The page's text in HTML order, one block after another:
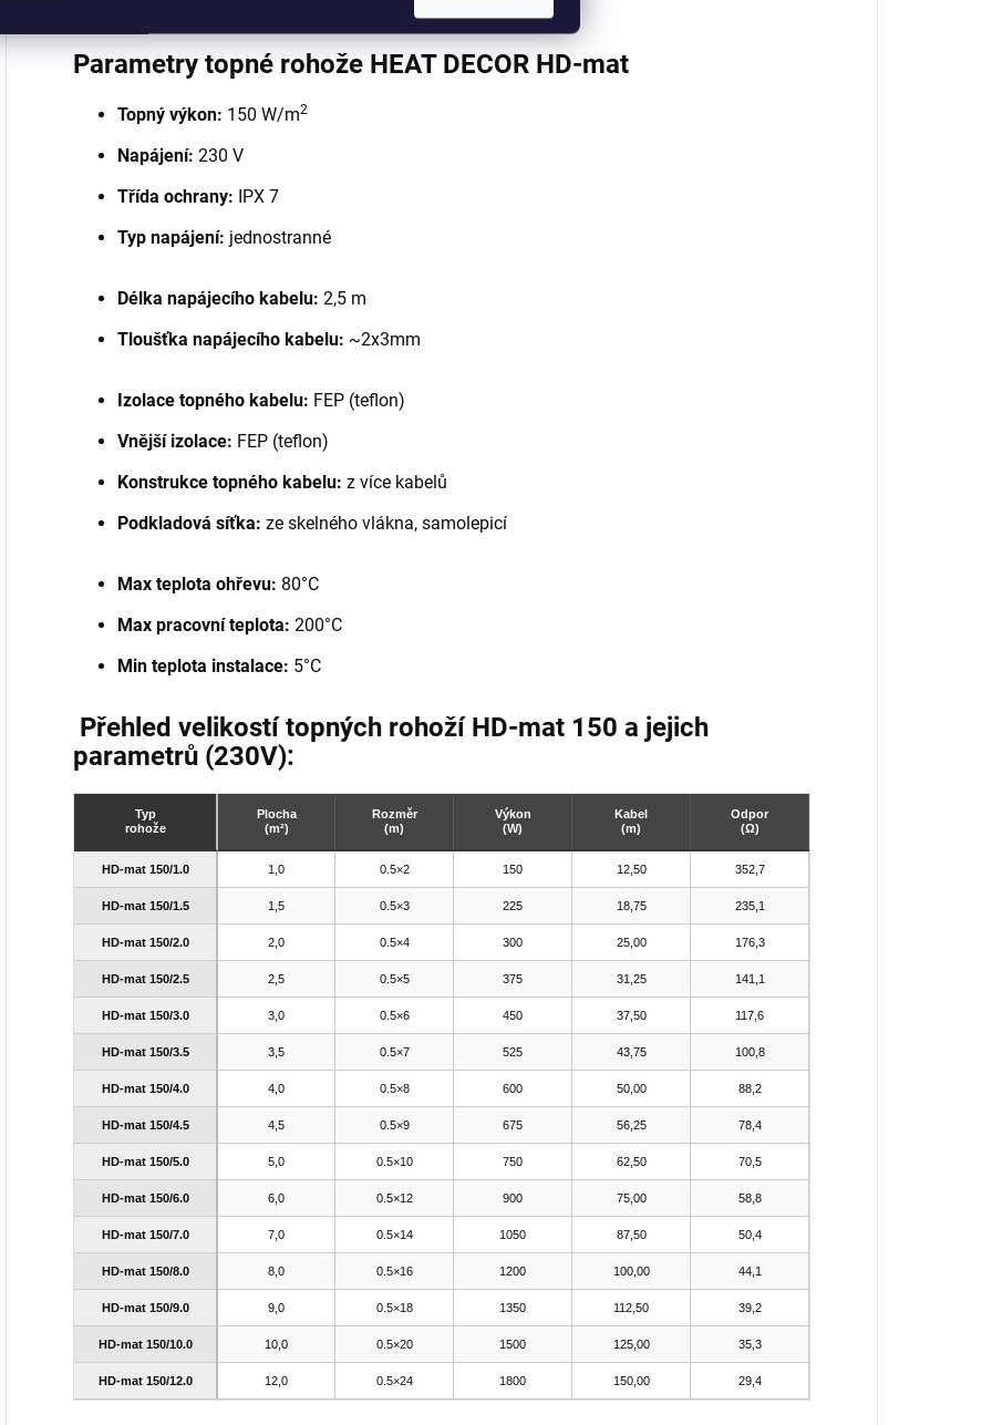
Parametry topné rohože HEAT DECOR HD-mat
Topný výkon: 150 W/m2
Napájení: 230 V
Třída ochrany: IPX 7
Typ napájení: jednostranné
Délka napájecího kabelu: 2,5 m
Tloušťka napájecího kabelu: ~2x3mm
Izolace topného kabelu: FEP (teflon)
Vnější izolace: FEP (teflon)
Konstrukce topného kabelu: z více kabelů
Podkladová síťka: ze skelného vlákna, samolepicí
Max teplota ohřevu: 80°C
Max pracovní teplota: 200°C
Min teplota instalace: 5°C
Přehled velikostí topných rohoží HD-mat 150 a jejich
parametrů (230V):
Typ
rohože
Plocha
(m²)
Rozměr
(m)
Výkon
(W)
Kabel
(m)
Odpor
(Ω)
HD-mat 150/1.0 1,0 0.5×2 150 12,50 352,7
HD-mat 150/1.5 1,5 0.5×3 225 18,75 235,1
HD-mat 150/2.0 2,0 0.5×4 300 25,00 176,3
HD-mat 150/2.5 2,5 0.5×5 375 31,25 141,1
HD-mat 150/3.0 3,0 0.5×6 450 37,50 117,6
HD-mat 150/3.5 3,5 0.5×7 525 43,75 100,8
HD-mat 150/4.0 4,0 0.5×8 600 50,00 88,2
HD-mat 150/4.5 4,5 0.5×9 675 56,25 78,4
HD-mat 150/5.0 5,0 0.5×10 750 62,50 70,5
HD-mat 150/6.0 6,0 0.5×12 900 75,00 58,8
HD-mat 150/7.0 7,0 0.5×14 1050 87,50 50,4
HD-mat 150/8.0 8,0 0.5×16 1200 100,00 44,1
HD-mat 150/9.0 9,0 0.5×18 1350 112,50 39,2
HD-mat 150/10.0 10,0 0.5×20 1500 125,00 35,3
HD-mat 150/12.0 12,0 0.5×24 1800 150,00 29,4